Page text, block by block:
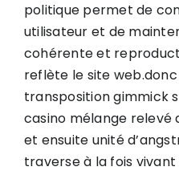
politique permet de
utilisateur et de
cohérente et
reflète le site
transposition gimmick
casino mélange
et ensuite unité
traverse à la fois